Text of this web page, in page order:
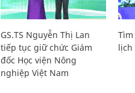
GS.TS Nguyễn Thị Lan
tiếp tục giữ chức Giám
đốc Học viện Nông
nghiệp Việt Nam
lịch